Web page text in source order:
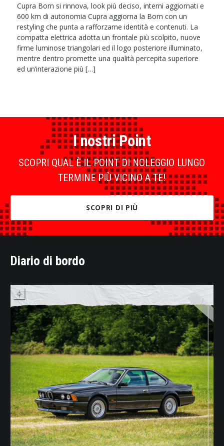
Cupra Born si rinnova, look più deciso, interni aggiornati e
600 km di autonomia Cupra aggiorna la Born con un
restyling che punta a rafforzarne identità e contenuti. La
compatta elettrica adotta un frontale più scolpito, nuove
firme luminose triangolari ed il logo posteriore illuminato,
mentre dentro promette una qualità percepita superiore
ed un’interazione più […]
I nostri Point
SCOPRI QUAL È IL POINT DI NOLEGGIO LUNGO
TERMINE PIÙ VICINO A TE!
SCOPRI DI PIÙ
Diario di bordo